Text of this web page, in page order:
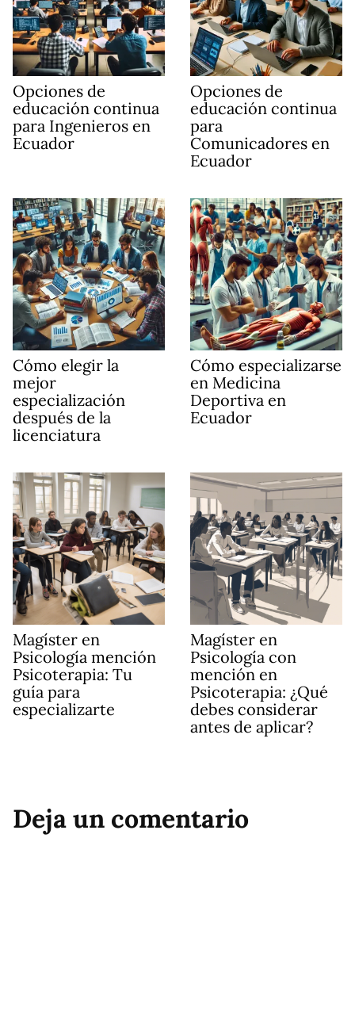
Opciones de
educación continua
para Ingenieros en
Ecuador
Opciones de
educación continua
para
Comunicadores en
Ecuador
Cómo elegir la
mejor
especialización
después de la
licenciatura
Cómo especializarse
en Medicina
Deportiva en
Ecuador
Magíster en
Psicología mención
Psicoterapia: Tu
guía para
especializarte
Magíster en
Psicología con
mención en
Psicoterapia: ¿Qué
debes considerar
antes de aplicar?
Deja un comentario